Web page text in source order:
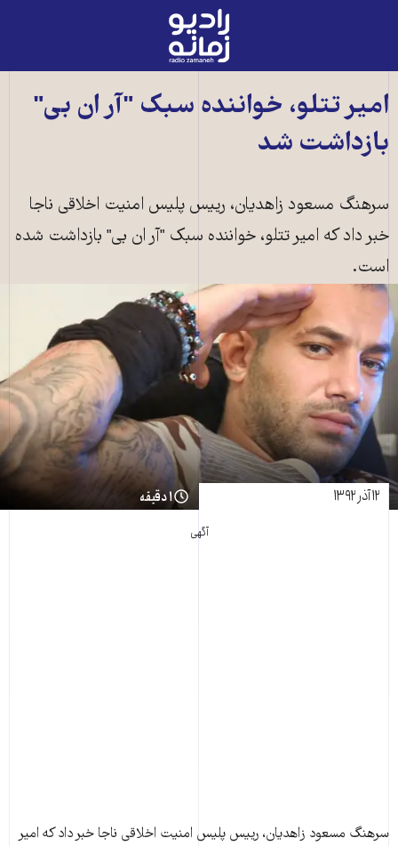
رادیو
زمانه
به
امیر تتلو، خواننده سبک "آر ان بی"
بازداشت شد
سرهنگ مسعود زاهدیان، رییس پلیس امنیت اخلاقی ناجا
خبر داد که امیر تتلو، خواننده سبک "آر ان بی" بازداشت شده
است.
۱۲ آذر ۱۳۹۲ ۱ دقیقه
آگهی
سرهنگ مسعود زاهدیان، رییس پلیس امنیت اخلاقی ناجا خبر داد که امیر